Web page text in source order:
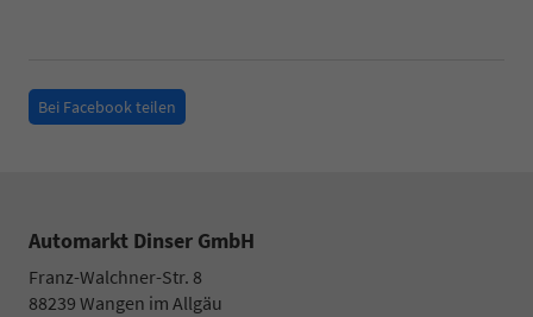
Bei Facebook teilen
Automarkt Dinser GmbH
Franz-Walchner-Str. 8
88239 Wangen im Allgäu